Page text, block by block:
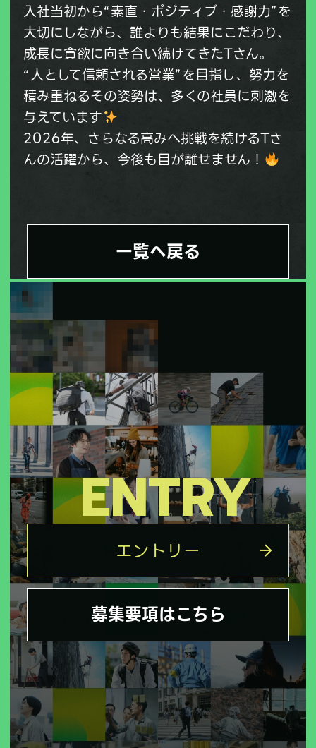
入社当初から“素直・ポジティブ・感謝力”を
大切にしながら、誰よりも結果にこだわり、
成長に貪欲に向き合い続けてきたTさん。
“人として信頼される営業”を目指し、努力を
積み重ねるその姿勢は、多くの社員に刺激を
与えています
2026年、さらなる高みへ挑戦を続けるTさ
んの活躍から、今後も目が離せません！
一覧へ戻る
ENTRY
エントリー
募集要項はこちら